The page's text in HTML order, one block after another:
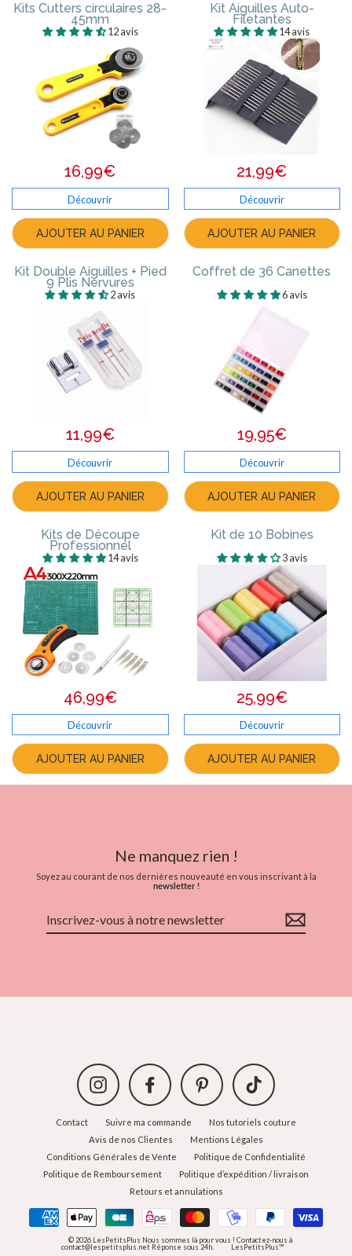
Kits Cutters circulaires 28-
45mm
12 avis
16,99€
Découvrir
AJOUTER AU PANIER
Kit Aiguilles Auto-
Filetantes
14 avis
21,99€
Découvrir
AJOUTER AU PANIER
Kit Double Aiguilles + Pied
9 Plis Nervures
2 avis
11,99€
Découvrir
AJOUTER AU PANIER
Coffret de 36 Canettes
6 avis
19,95€
Découvrir
AJOUTER AU PANIER
Kits de Découpe
Professionnel
14 avis
46,99€
Découvrir
AJOUTER AU PANIER
Kit de 10 Bobines
3 avis
25,99€
Découvrir
AJOUTER AU PANIER
Ne manquez rien !
Soyez au courant de nos dernières nouveauté en vous inscrivant à la
newsletter !
Instagram Facebook Pinterest TikTok
Contact Suivre ma commande
Nos tutoriels couture
Avis de nos Clientes
Mentions Légales
Conditions Générales de Vente
Politique de Confidentialité
Politique de Remboursement
Politique d’expédition / livraison
Retours et annulations
© 2026 LesPetitsPlus Nous sommes là pour vous ! Contactez-nous à
contact@lespetitsplus.net Réponse sous 24h.
LesPetitsPlus™